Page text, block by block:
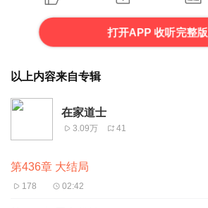
打开APP 收听完整版
以上内容来自专辑
在家道士
3.09万 41
第436章 大结局
178 02:42